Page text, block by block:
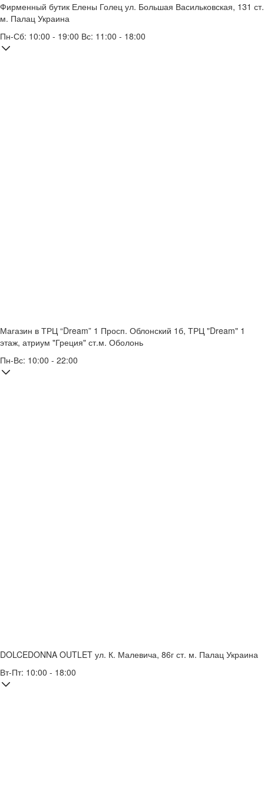
Фирменный бутик Елены Голец ул. Большая Васильковская, 131 ст.
м. Палац Украина
Пн-Сб: 10:00 - 19:00 Вс: 11:00 - 18:00
Магазин в ТРЦ “Dream” 1 Просп. Облонский 1б, ТРЦ "Dream" 1
этаж, атриум "Греция" ст.м. Оболонь
Пн-Вс: 10:00 - 22:00
DOLCEDONNA OUTLET ул. К. Малевича, 86г ст. м. Палац Украина
Вт-Пт: 10:00 - 18:00